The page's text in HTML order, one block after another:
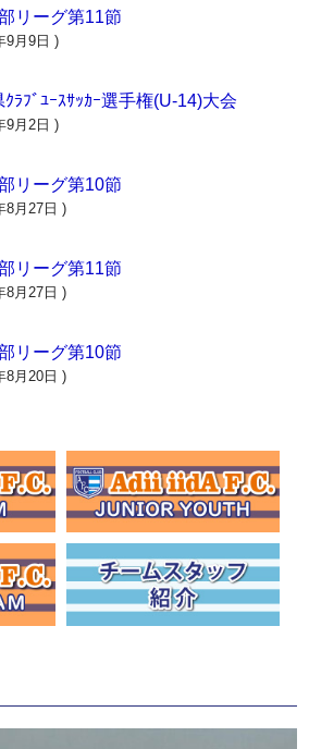
リーグ第11節
9月9日 )
ﾗﾌﾞﾕｰｽｻｯｶｰ選手権(U-14)大会
9月2日 )
リーグ第10節
8月27日 )
リーグ第11節
8月27日 )
リーグ第10節
8月20日 )